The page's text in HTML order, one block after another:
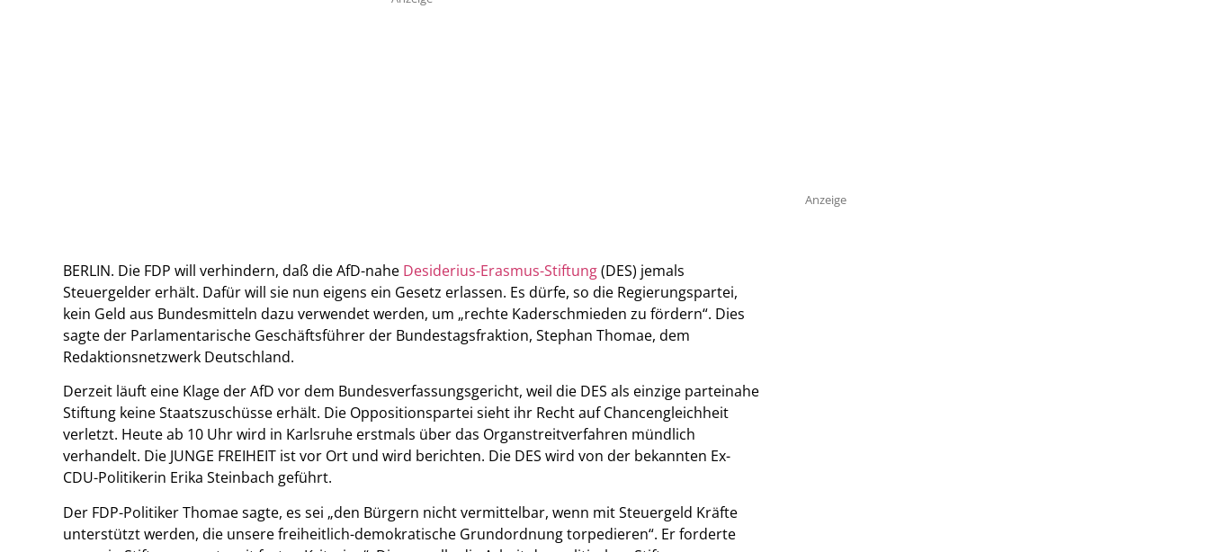
BERLIN. Die FDP will verhindern, daß die AfD-nahe Desiderius-Erasmus-Stiftung(DES) jemals
Steuergelder erhält. Dafür will sie nun eigens ein Gesetz erlassen. Es dürfe, so die Regierungspartei,
kein Geld aus Bundesmitteln dazu verwendet werden, um „rechte Kaderschmieden zu fördern“. Dies
sagte der Parlamentarische Geschäftsführer der Bundestagsfraktion, Stephan Thomae, dem
Redaktionsnetzwerk Deutschland.
Derzeit läuft eine Klage der AfD vor dem Bundesverfassungsgericht, weil die DES als einzige parteinahe
Stiftung keine Staatszuschüsse erhält. Die Oppositionspartei sieht ihr Recht auf Chancengleichheit
verletzt. Heute ab 10 Uhr wird in Karlsruhe erstmals über das Organstreitverfahren mündlich
verhandelt. Die JUNGE FREIHEIT ist vor Ort und wird berichten. Die DES wird von der bekannten Ex-
CDU-Politikerin Erika Steinbach geführt.
Der FDP-Politiker Thomae sagte, es sei „den Bürgern nicht vermittelbar, wenn mit Steuergeld Kräfte
unterstützt werden, die unsere freiheitlich-demokratische Grundordnung torpedieren“. Er forderte
Anzeige